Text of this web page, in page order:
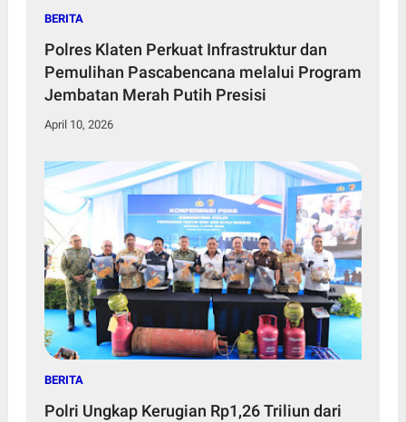
BERITA
Polres Klaten Perkuat Infrastruktur dan
Pemulihan Pascabencana melalui Program
Jembatan Merah Putih Presisi
April 10, 2026
BERITA
Polri Ungkap Kerugian Rp1,26 Triliun dari